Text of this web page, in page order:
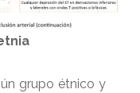
grupo étnico y